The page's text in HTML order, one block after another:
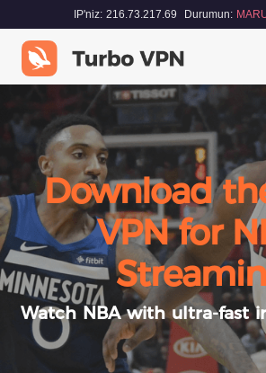
IP'niz: 216.73.217.69 Durumun:
Download
VPN for
Watch NBA with ultra-fast